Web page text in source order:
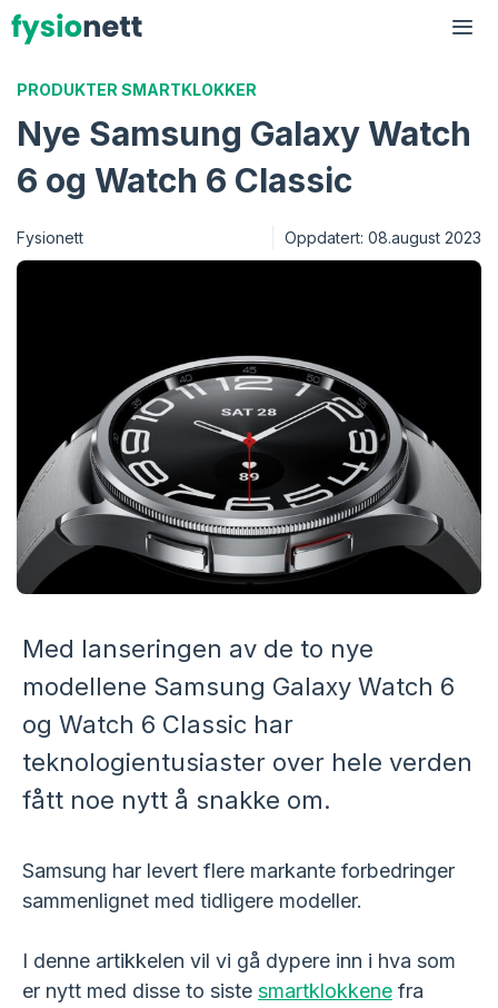
Hopp
til
PRODUKTER SMARTKLOKKER
Nye Samsung Galaxy Watch
6 og Watch 6 Classic
Fysionett Oppdatert: 08.august 2023
Med lanseringen av de to nye
modellene Samsung Galaxy Watch 6
og Watch 6 Classic har
teknologientusiaster over hele verden
fått noe nytt å snakke om.
Samsung har levert flere markante forbedringer
sammenlignet med tidligere modeller.
I denne artikkelen vil vi gå dypere inn i hva som
er nytt med disse to siste smartklokkene fra